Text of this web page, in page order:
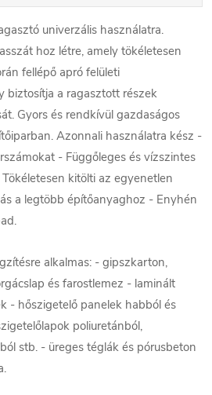
univerzális használatra.
hoz létre, amely tökéletesen
fellépő apró felületi
biztosítja a ragasztott részek
Gyors és rendkívül gazdaságos
Azonnali használatra kész -
- Függőleges és vízszintes
kitölti az egyenetlen
a legtöbb építőanyaghoz - Enyhén
alkalmas: - gipszkarton,
és farostlemez - laminált
- hőszigetelő panelek habból és
poliuretánból,
stb. - üreges téglák és pórusbeton